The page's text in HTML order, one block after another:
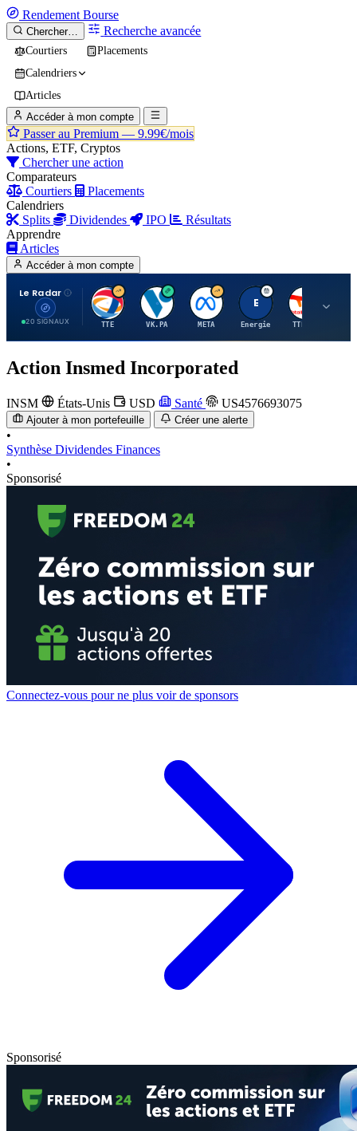
Rendement Bourse
Chercher… Recherche avancée
Courtiers
Placements
Calendriers
Articles
Accéder à mon compte
Passer au Premium — 9.99€/mois
Actions, ETF, Cryptos
Chercher une action
Comparateurs
Courtiers
Placements
Calendriers
Splits
Dividendes IPO
Résultats
Apprendre
Articles
Accéder à mon compte
Le Radar
20 SIGNAUX
T
TTE
V
VK.PA
M
META
E
Energie
T
TTE.PA
Action Insmed Incorporated
INSM États-Unis USD Santé US4576693075
Ajouter à mon portefeuille Créer une alerte
•
Synthèse Dividendes Finances
•
Sponsorisé
Connectez-vous pour ne plus voir de sponsors
Sponsorisé